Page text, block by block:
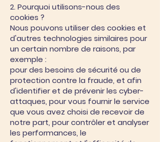
2. Pourquoi utilisons-nous des
cookies ?
Nous pouvons utiliser des cookies et
d'autres technologies similaires pour
un certain nombre de raisons, par
exemple :
pour des besoins de sécurité ou de
protection contre la fraude, et afin
d'identifier et de prévenir les cyber-
attaques, pour vous fournir le service
que vous avez choisi de recevoir de
notre part, pour contrôler et analyser
les performances, le